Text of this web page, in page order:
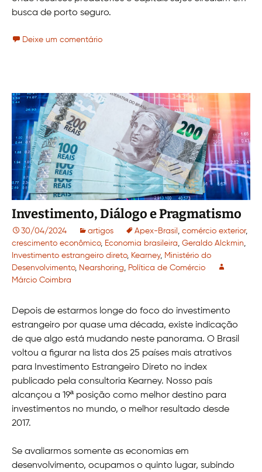
busca de porto seguro.
Deixe um comentário
Investimento, Diálogo e Pragmatismo
30/04/2024 artigos Apex-Brasil comércio exterior,
crescimento econômico, Economia brasileira Geraldo Alckmin
Investimento estrangeiro direto, Kearney, Ministério do
Desenvolvimento, Nearshoring
Política de Comércio
Márcio Coimbra
Depois de estarmos longe do foco do investimento
estrangeiro por quase uma década, existe indicação
de que algo está mudando neste panorama. O Brasil
voltou a figurar na lista dos 25 países mais atrativos
para Investimento Estrangeiro Direto no index
publicado pela consultoria Kearney. Nosso país
alcançou a 19ª posição como melhor destino para
investimentos no mundo, o melhor resultado desde
2017.
Se avaliarmos somente as economias em
desenvolvimento, ocupamos o quinto lugar, subindo